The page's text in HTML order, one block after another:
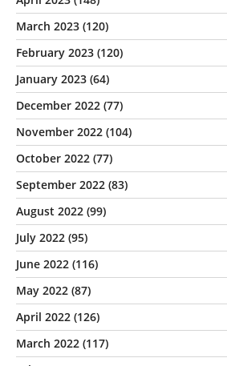
March 2023 (120)
February 2023 (120)
January 2023 (64)
December 2022 (77)
November 2022 (104)
October 2022 (77)
September 2022 (83)
August 2022 (99)
July 2022 (95)
June 2022 (116)
May 2022 (87)
April 2022 (126)
March 2022 (117)